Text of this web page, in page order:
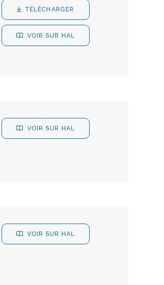
TÉLÉCHARGER
VOIR SUR HAL
VOIR SUR HAL
VOIR SUR HAL